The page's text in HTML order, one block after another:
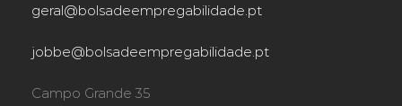
geral@bolsadeempregabilidade.pt
jobbe@bolsadeempregabilidade.pt
Campo Grande 35